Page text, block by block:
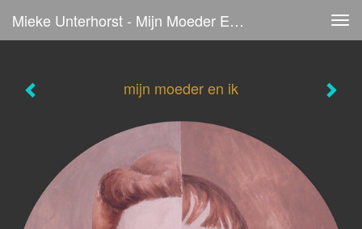
Mieke Unterhorst - Mijn Moeder En Ik
mijn moeder en ik